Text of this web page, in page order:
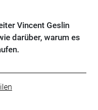
Vincent Geslin
darüber, warum es